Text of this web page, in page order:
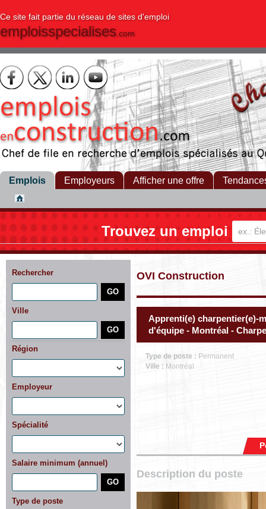
Ce site fait partie du réseau de sites d'emploi
emploisspecialises.com
Emplois Employeurs Afficher une offre
Trouvez un emploi
Rechercher
Ville
Région
Employeur
Spécialité
Salaire minimum (annuel)
Type de poste
OVI Construction
Apprenti(e) charpentier(e)-
d'équipe - Montréal -
Type de poste : Permanent
Ville : Montréal
Description du poste